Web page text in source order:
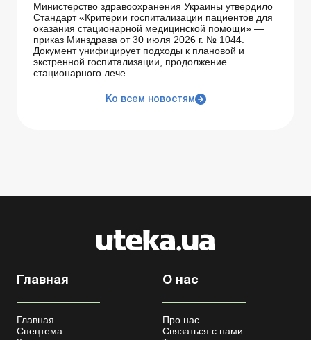
Министерство здравоохранения Украины утвердило
Стандарт «Критерии госпитализации пациентов для
оказания стационарной медицинской помощи» —
приказ Минздрава от 30 июля 2026 г. № 1044.
Документ унифицирует подходы к плановой и
экстренной госпитализации, продолжение
стационарного лече...
Ко всем новостям
Главная
Главная
Спецтема
О нас
Про нас
Связаться с нами